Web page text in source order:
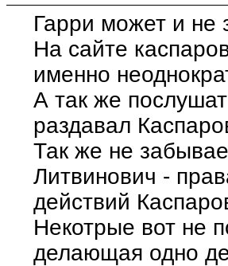
Гарри может и не
На сайте
именно
А так же
раздавал
Так же не
Литвинович -
действий
Некотрые вот не
делающая одно